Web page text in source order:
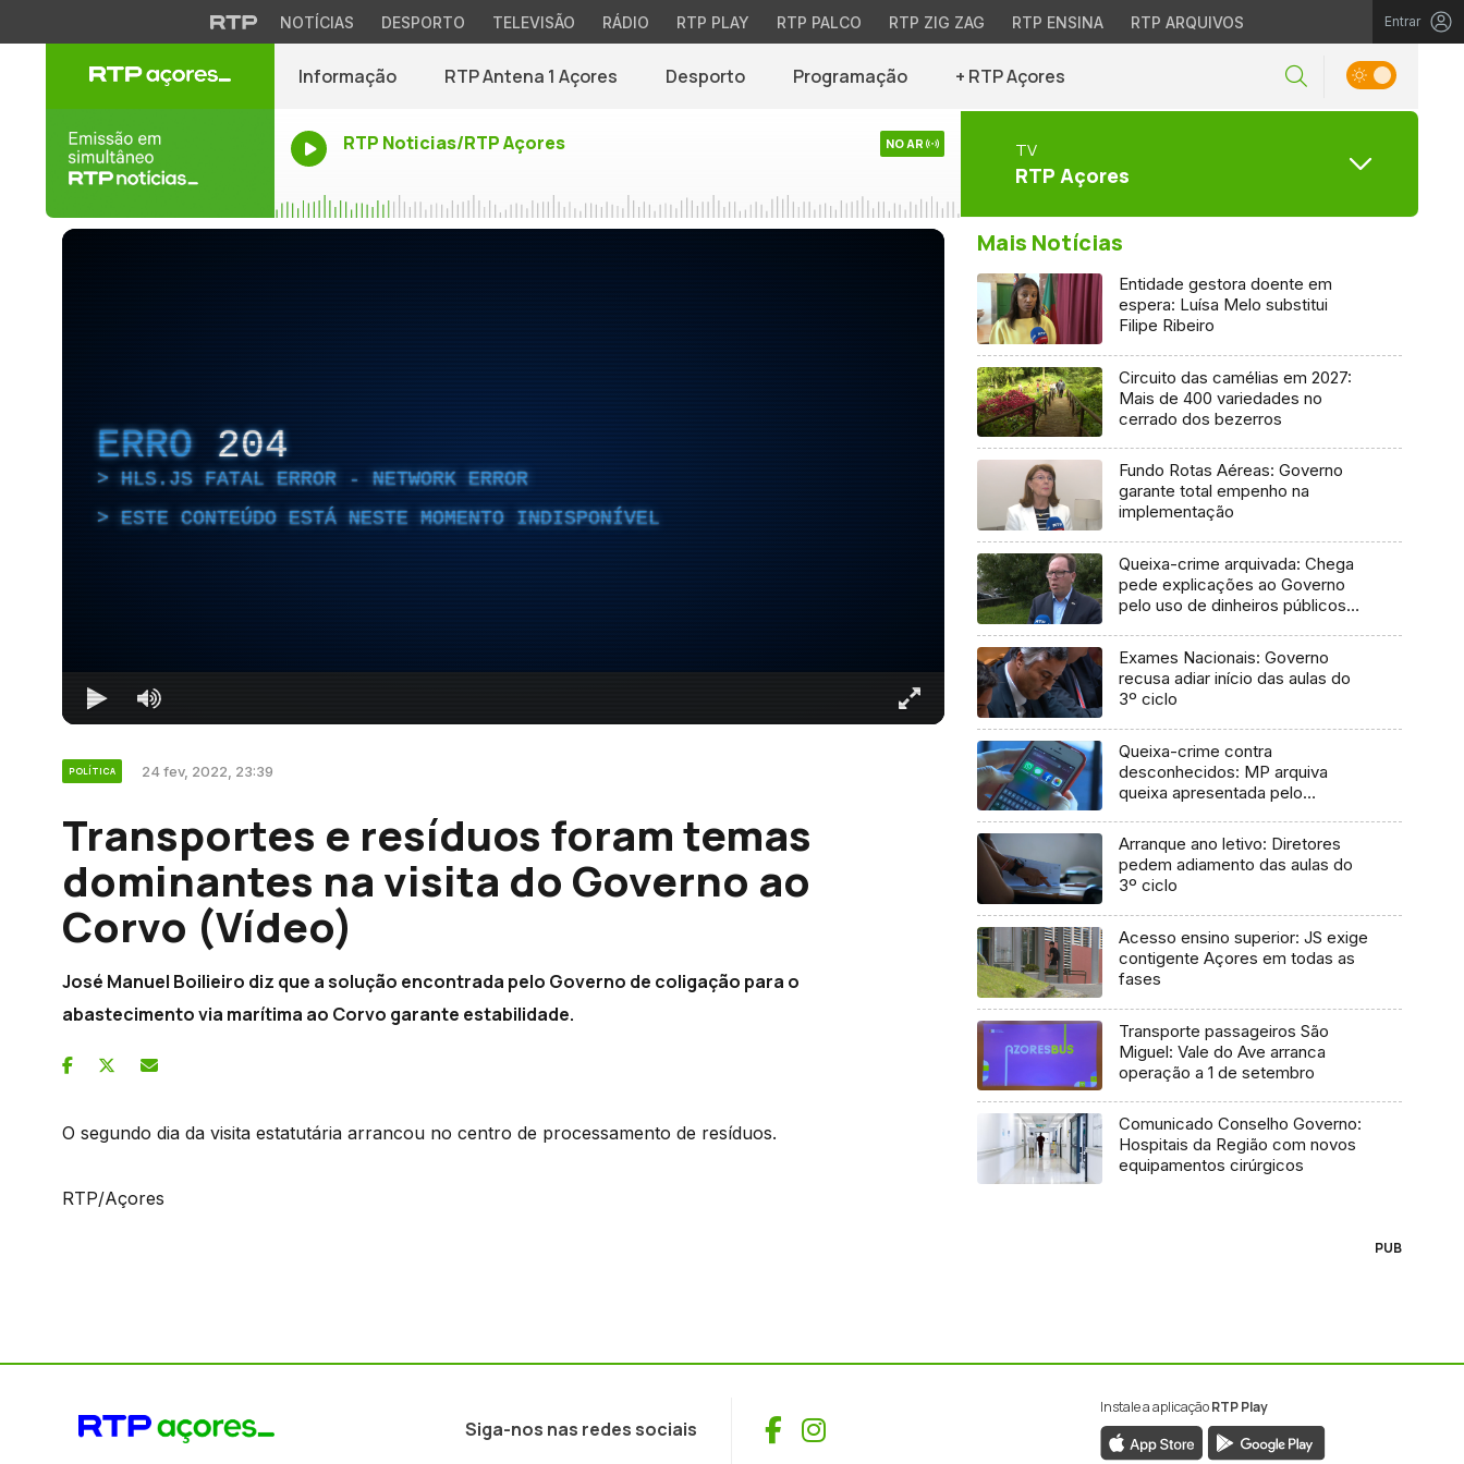
NOTÍCIAS DESPORTO TELEVISÃO RÁDIO RTP PLAY RTP PALCO RTP ZIG ZAG RTP ENSINA RTP ARQUIVOS Entrar
Informação RTP Antena 1 Açores Desporto Programação + RTP Açores
RTP Noticias/RTP Açores NO AR TV
RTP Açores
ERRO 204
HLS.JS FATAL ERROR - NETWORK ERROR
ESTE CONTEÚDO ESTÁ NESTE MOMENTO INDISPONÍVEL
POLÍTICA 24 fev, 2022, 23:39
Transportes e resíduos foram temas
dominantes na visita do Governo ao
Corvo (Vídeo)
José Manuel Boilieiro diz que a solução encontrada pelo Governo de coligação para o
abastecimento via marítima ao Corvo garante estabilidade.
O segundo dia da visita estatutária arrancou no centro de processamento de resíduos.
RTP/Açores
Mais Notícias
Entidade gestora doente em
espera: Luísa Melo substitui
Filipe Ribeiro
Circuito das camélias em 2027:
Mais de 400 variedades no
cerrado dos bezerros
Fundo Rotas Aéreas: Governo
garante total empenho na
implementação
Queixa-crime arquivada: Chega
pede explicações ao Governo
pelo uso de dinheiros públicos
Exames Nacionais: Governo
recusa adiar início das aulas do
3º ciclo
Queixa-crime contra
desconhecidos: MP arquiva
queixa apresentada pelo
Arranque ano letivo: Diretores
pedem adiamento das aulas do
3º ciclo
Acesso ensino superior: JS exige
contigente Açores em todas as
fases
Transporte passageiros São
Miguel: Vale do Ave arranca
operação a 1 de setembro
Comunicado Conselho Governo:
Hospitais da Região com novos
equipamentos cirúrgicos
PUB
Siga-nos nas redes sociais Facebook
Instagram
Instale a aplicaçãoRTP Play